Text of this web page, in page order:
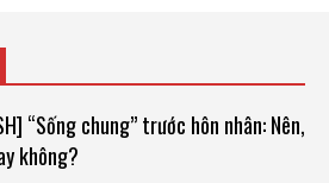
“Sống chung” trước hôn nhân: Nên,
không?